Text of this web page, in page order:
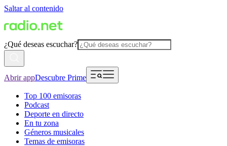
Saltar al contenido
¿Qué deseas escuchar?
Abrir appDescubre Prime
Top 100 emisoras
Podcast
Deporte en directo
En tu zona
Géneros musicales
Temas de emisoras